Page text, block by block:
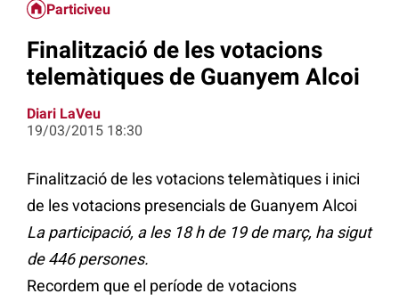
Particiveu
Finalització de les votacions
telemàtiques de Guanyem Alcoi
Diari LaVeu
19/03/2015 18:30
Finalització de les votacions telemàtiques i inici
de les votacions presencials de Guanyem Alcoi
La participació, a les 18 h de 19 de març, ha sigut
de 446 persones.
Recordem que el període de votacions